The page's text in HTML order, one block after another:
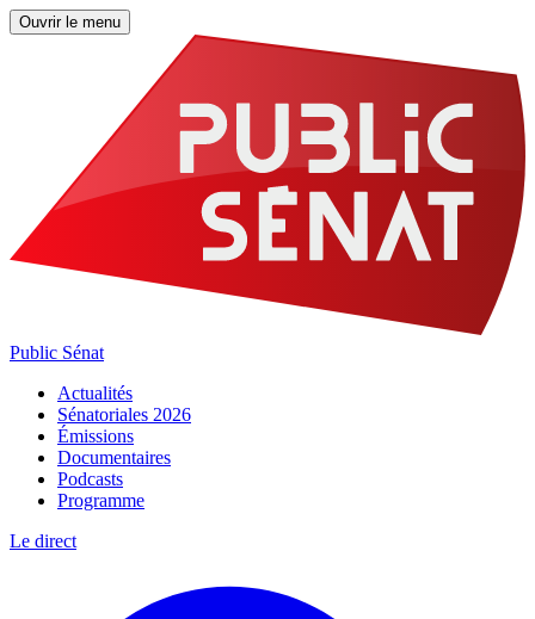
Ouvrir le menu
Public Sénat
Actualités
Sénatoriales 2026
Émissions
Documentaires
Podcasts
Programme
Le direct